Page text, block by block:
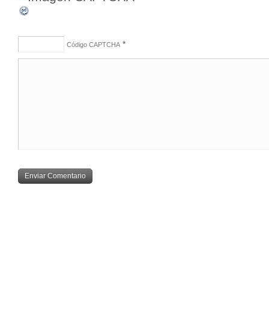
Código CAPTCHA *